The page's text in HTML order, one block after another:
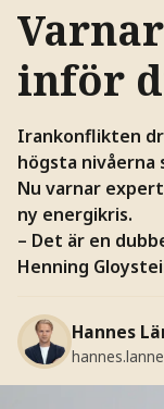
inför
Irankonflikten
högsta nivåerna
Nu varnar
ny energikris.
– Det är en
Henning
Hannes